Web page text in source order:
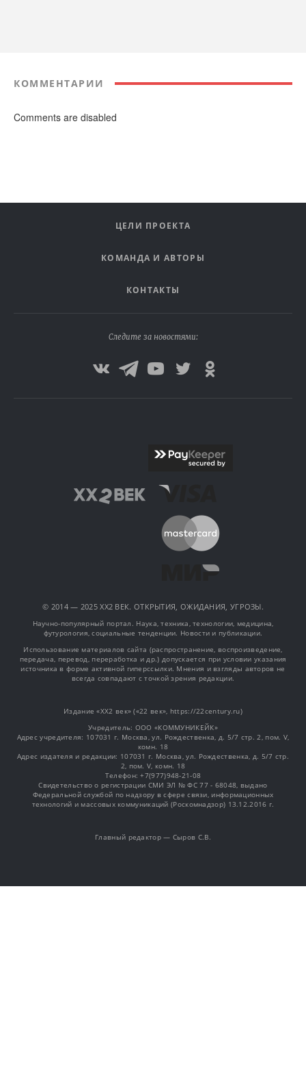
КОММЕНТАРИИ
Comments are disabled
ЦЕЛИ ПРОЕКТА
КОМАНДА И АВТОРЫ
КОНТАКТЫ
Следите за новостями:
© 2014 — 2025 XX2 ВЕК. ОТКРЫТИЯ, ОЖИДАНИЯ, УГРОЗЫ.
Научно-популярный портал. Наука, техника, технологии, медицина,
футурология, социальные тенденции. Новости и публикации.
Использование материалов сайта (распространение, воспроизведение,
передача, перевод, переработка и др.) допускается при условии указания
источника в форме активной гиперссылки. Мнения и взгляды авторов не
всегда совпадают с точкой зрения редакции.
Издание «XX2 век» («22 век», https://22century.ru)
Учредитель: OOO «КОММУНИКЕЙК»
Адрес учредителя: 107031 г. Москва, ул. Рождественка, д. 5/7 стр. 2, пом. V,
комн. 18
Адрес издателя и редакции: 107031 г. Москва, ул. Рождественка, д. 5/7 стр.
2, пом. V, комн. 18
Телефон: +7(977)948-21-08
Свидетельство о регистрации СМИ ЭЛ № ФС 77 - 68048, выдано
Федеральной службой по надзору в сфере связи, информационных
технологий и массовых коммуникаций (Роскомнадзор) 13.12.2016 г.
Главный редактор — Сыров С.В.